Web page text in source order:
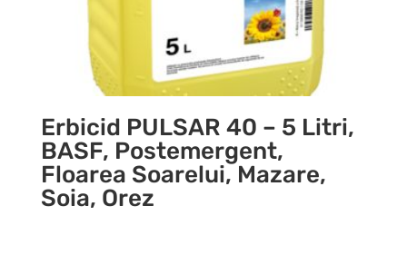
Erbicid PULSAR 40 – 5 Litri,
BASF, Postemergent,
Floarea Soarelui, Mazare,
Soia, Orez